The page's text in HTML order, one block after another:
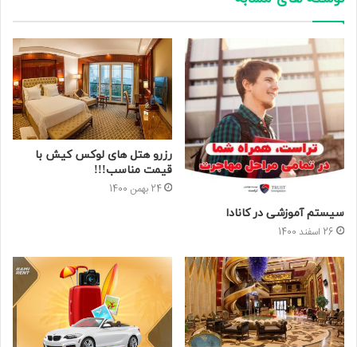
سیستم آموزشی در کانادا
26 اسفند 1400
رزرو هتل های لوکس کیش با
قیمت مناسب!!!
24 بهمن 1400